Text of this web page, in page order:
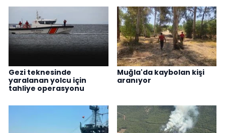
Gezi teknesinde
yaralanan yolcu için
tahliye operasyonu
Muğla'da kaybolan kişi
aranıyor